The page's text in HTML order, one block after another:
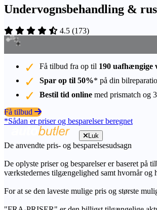
Undervognsbehandling &
4.5 (173)
Få tilbud fra op til 190 uafhængige
Spar op til 50%* på din
Bestil tid online med prismatch og
Få tilbud
*Sådan er priser og besparelser beregnet
Luk
De anvendte pris- og besparelsesudsagn
De oplyste priser og besparelser er baseret
værkstedernes tilgængelighed samt hvornår og
For at se den laveste mulige pris og største